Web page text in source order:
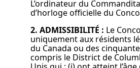
L’ordinateur du
d’horloge officielle du
2. ADMISSIBILITÉ : Le
uniquement aux résidents
du Canada ou des
compris le District de